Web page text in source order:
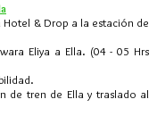
Hotel & Drop a la estación de
Eliya a Ella. (04 - 05 Hrs
de tren de Ella y traslado al